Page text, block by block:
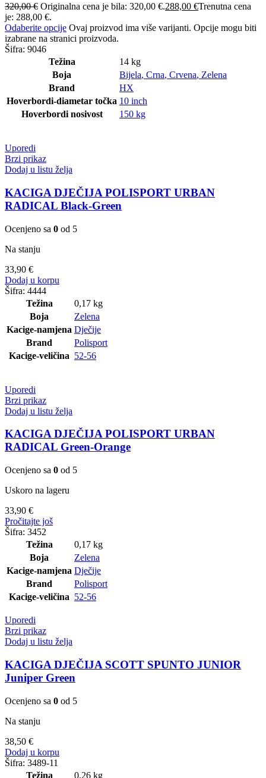
320,00€ Originalna cena je bila: 320,00 €.288,00 €Trenutna cena
je: 288,00 €.
Odaberite opcije Ovaj proizvod ima više varijanti. Opcije mogu biti
izabrane na stranici proizvoda.
Šifra: 9046
Težina
14 kg
Boja
Bijela, Crna, Crvena, Zelena
Brand
HX
Hoverbordi-diametar točka 10 inch
Hoverbordi nosivost
150 kg
Uporedi
Brzi prikaz
Dodaj u listu želja
KACIGA DJEČIJA POLISPORT URBAN
RADICAL Black-Green
Ocenjeno sa 0 od 5
Na stanju
33,90 €
Dodaj u korpu
Šifra: 4444
Težina
0,17 kg
Boja
Zelena
Kacige-namjena Dječije
Brand
Polisport
Kacige-veličina 52-56
Uporedi
Brzi prikaz
Dodaj u listu želja
KACIGA DJEČIJA POLISPORT URBAN
RADICAL Green-Orange
Ocenjeno sa 0 od 5
Uskoro na lageru
33,90 €
Pročitajte još
Šifra: 3452
Težina
0,17 kg
Boja
Zelena
Kacige-namjena Dječije
Brand
Polisport
Kacige-veličina 52-56
Uporedi
Brzi prikaz
Dodaj u listu želja
KACIGA DJEČIJA SCOTT SPUNTO JUNIOR
Juniper Green
Ocenjeno sa 0 od 5
Na stanju
38,50 €
Dodaj u korpu
Šifra: 3489-11
Težina
0,26 kg